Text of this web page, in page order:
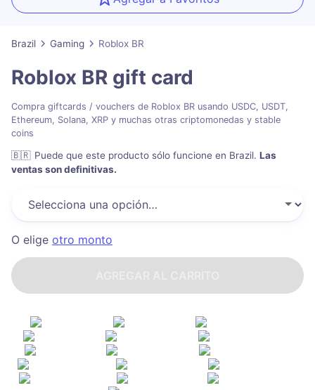
Brazil Gaming Roblox BR
Roblox BR gift card
Compra giftcards / vouchers de Roblox BR usando USDC, USDT,
Ethereum, Solana, XRP y muchas otras criptomonedas y stable
coins
🇧🇷 Puede que este producto sólo funcione en Brazil. Las
ventas son definitivas.
O elige otro monto